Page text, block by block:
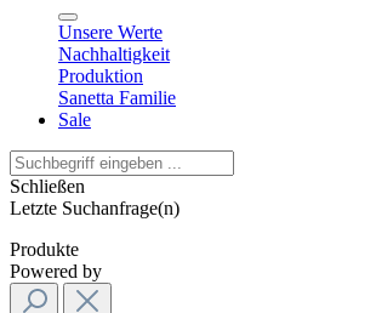
Unsere Werte
Nachhaltigkeit
Produktion
Sanetta Familie
Sale
Schließen
Letzte Suchanfrage(n)
Produkte
Powered by